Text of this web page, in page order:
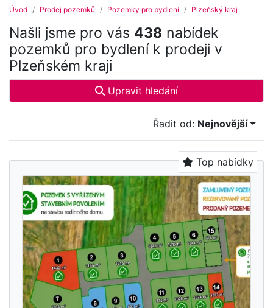
Úvod Prodej pozemků Pozemky pro bydlení Plzeňský kraj
Našli jsme pro vás 438 nabídek
pozemků pro bydlení k prodeji v
Plzeňském kraji
Upravit hledání
Řadit od: Nejnovější
Top nabídky